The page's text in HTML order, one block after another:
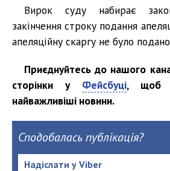
Вирок суду набирає
закінчення строку подання
апеляційну скаргу не було
Приєднуйтесь до нашого
сторінки у Фейсбуці, щоб
найважливіші новини.
Сподобалась публікація?
Надіслати у Viber